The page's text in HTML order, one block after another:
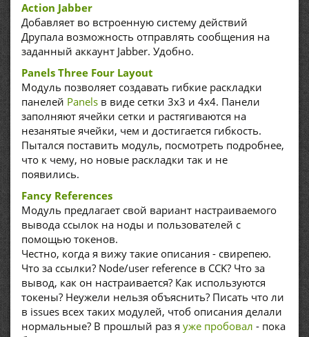
Action Jabber
Добавляет во встроенную систему действий
Друпала возможность отправлять сообщения на
заданный аккаунт Jabber. Удобно.
Panels Three Four Layout
Модуль позволяет создавать гибкие раскладки
панелей Panels в виде сетки 3x3 и 4x4. Панели
заполняют ячейки сетки и растягиваются на
незанятые ячейки, чем и достигается гибкость.
Пытался поставить модуль, посмотреть подробнее,
что к чему, но новые раскладки так и не
появились.
Fancy References
Модуль предлагает свой вариант настраиваемого
вывода ссылок на ноды и пользователей с
помощью токенов.
Честно, когда я вижу такие описания - свирепею.
Что за ссылки? Node/user reference в CCK? Что за
вывод, как он настраивается? Как используются
токены? Неужели нельзя объяснить? Писать что ли
в issues всех таких модулей, чтоб описания делали
нормальные? В прошлый раз я уже пробовал - пока